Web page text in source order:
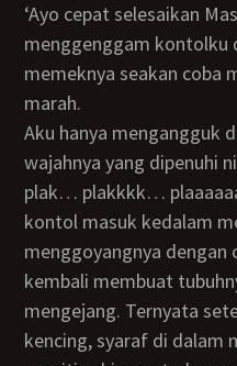
‘ayo cepat selesaikan Mas! Katanya kemudian sambil
menggenggam kontolku
memeknya seakan coba
marah.
Aku hanya mengangguk dan tersenyum melihat
wajahnya yang dipenuhi
plak… plakkkk…
kontol masuk kedalam
menggoyangnya dengan
kembali membuat
mengejang. Ternyata
kencing, syaraf di dalam